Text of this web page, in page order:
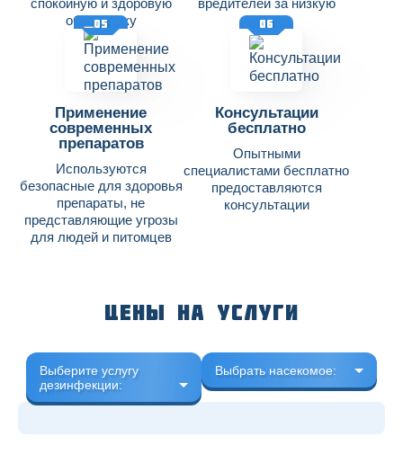
спокойную и здоровую
обстановку
вредителей за низкую
цену
05
Применение
современных
препаратов
Используются
безопасные для здоровья
препараты, не
представляющие угрозы
для людей и питомцев
06
Консультации
бесплатно
Опытными
специалистами бесплатно
предоставляются
консультации
Цены на услуги
Выберите услугу
дезинфекции:
Выбрать насекомое: